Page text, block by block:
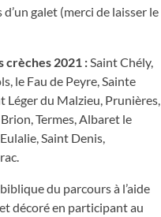
galet (merci de laisser le
crèches 2021 :Saint Chély,
le Fau de Peyre, Sainte
Léger du Malzieu, Prunières,
Termes, Albaret le
Saint Denis,
du parcours à l’aide
décoré en participant au